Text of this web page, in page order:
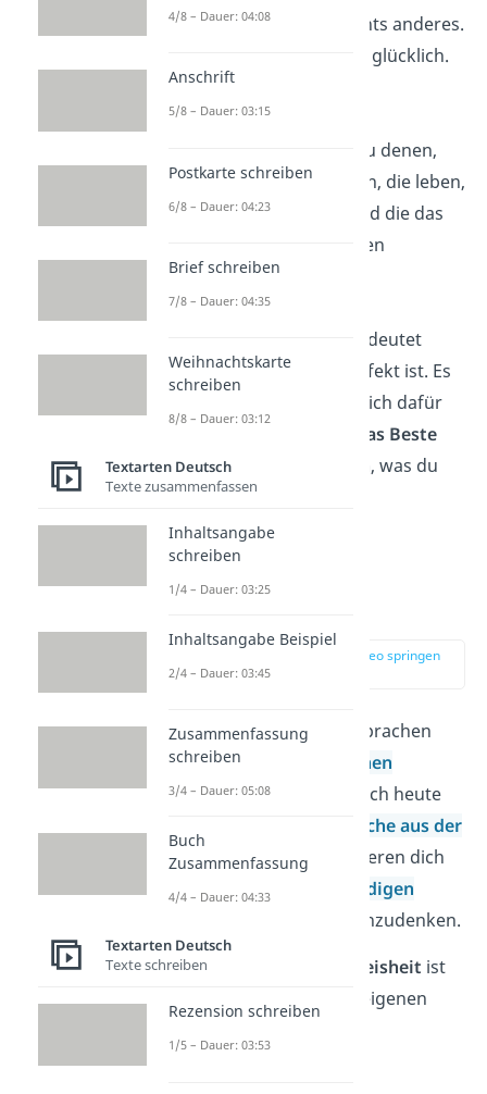
Glück ist Liebe
, nichts anderes.
Wer lieben kann, ist glücklich.
—Hermann Hesse
Das Glück kommt zu denen,
die lachen, die lieben, die leben,
die dankbar sind und die das
Leben in vollen Zügen
genießen
Glücklich zu sein bedeutet
nicht, dass alles perfekt ist. Es
bedeutet, dass du dich dafür
das Beste
aus dem
, was du
hast.
Philosophische
zur Stelle im Video springen
Schon vor langer Zeit sprachen
griechischen Philosophen
Weisheiten aus. Und noch heute
Sprüche aus der
Philosophie. Sie inspirieren dich
dazu, über die
tiefgründigen
des Lebens nachzudenken.
Der
Anfang aller Weisheit ist
die Erkenntnis der eigenen
4/8 – Dauer: 04:08
Anschrift
5/8 – Dauer: 03:15
Postkarte schreiben
6/8 – Dauer: 04:23
Brief schreiben
7/8 – Dauer: 04:35
Weihnachtskarte
schreiben
8/8 – Dauer: 03:12
Textarten Deutsch
Texte zusammenfassen
Inhaltsangabe
schreiben
1/4 – Dauer: 03:25
Inhaltsangabe Beispiel
2/4 – Dauer: 03:45
Zusammenfassung
schreiben
3/4 – Dauer: 05:08
Buch
Zusammenfassung
4/4 – Dauer: 04:33
Textarten Deutsch
Texte schreiben
Rezension schreiben
1/5 – Dauer: 03:53